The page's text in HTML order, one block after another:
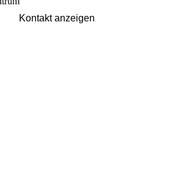
wurden durch die EDG entfernt.
Kontakt anzeigen